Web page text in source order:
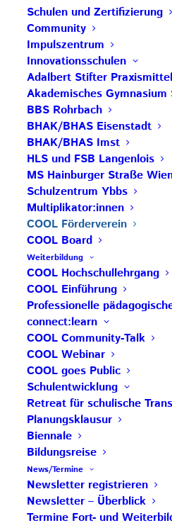
Schulen und Zertifizierung
Community
Impulszentrum
Innovationsschulen
Adalbert Stifter
Akademisches Gymnasium
BBS Rohrbach
BHAK/BHAS Eisenstadt
BHAK/BHAS Imst
HLS und FSB Langenlois
MS Hainburger Straße
Schulzentrum Ybbs
Multiplikator:innen
COOL Förderverein
COOL Board
Weiterbildung
COOL Hochschullehrgang
COOL Einführung
Professionelle
connect:learn
COOL Community-Talk
COOL Webinar
COOL goes Public
Schulentwicklung
Retreat für schulische
Planungsklausur
Biennale
Bildungsreise
News/Termine
Newsletter registrieren
Newsletter – Überblick
Termine Fort- und
Kooperationspartner für EU-
beteiligt er sich an der
Durchführung von
Tagungen, Exkursionen …)
verwaltet die dafür
Mit einem einmaligen
25,00 für Einzelpersonen
Institutionen (z. B. Schulen,
Organisationen usw.)
Personen bzw. Institutionen
damit die Verbreitung des
unterstützen. Für
gelten
übermittelt werden.
Anmeldung zum
Kontakt:
Zu denStatuten